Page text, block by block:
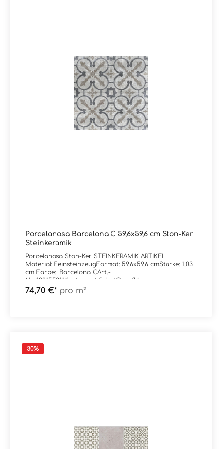
Porcelanosa Barcelona C 59,6x59,6 cm Ston-Ker
Steinkeramik
Porcelanosa Ston-Ker STEINKERAMIK ARTIKEL
Material: FeinsteinzeugFormat: 59,6x59,6 cmStärke: 1,03
cm Farbe: Barcelona CArt.-
Nr: 100155911Kante: rektifiziertOberfläche:
matt Trittsicherheit: R9Verpackungsdaten:Paketinhalt:
1,42 m²Paletteninhalt: 45,47 m²
74,70 €* pro m²
30%